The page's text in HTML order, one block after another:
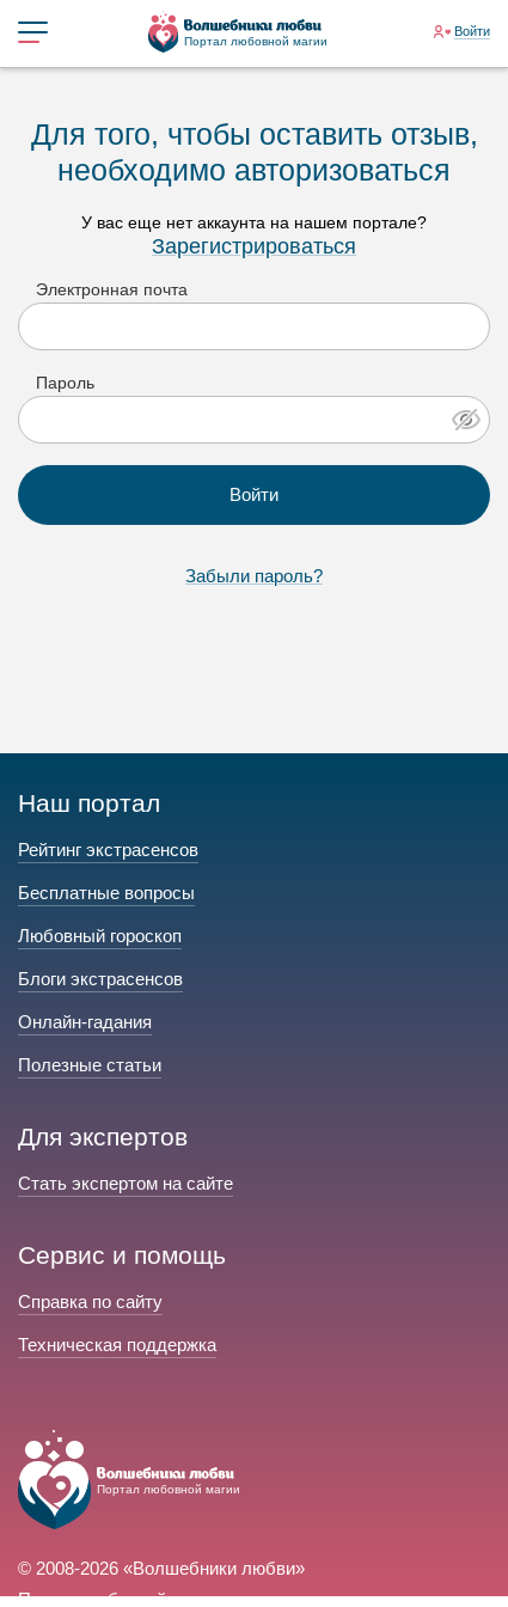
Портал любовной магии
Войти
Для того, чтобы оставить отзыв,
необходимо авторизоваться
У вас еще нет аккаунта на нашем портале?
Зарегистрироваться
Электронная почта
Пароль
Войти
Забыли пароль?
Наш портал
Рейтинг экстрасенсов
Бесплатные вопросы
Любовный гороскоп
Блоги экстрасенсов
Онлайн-гадания
Полезные статьи
Для экспертов
Стать экспертом на сайте
Сервис и помощь
Справка по сайту
Техническая поддержка
Портал любовной магии
© 2008-2026 «Волшебники любви»
Портал любовной магии.